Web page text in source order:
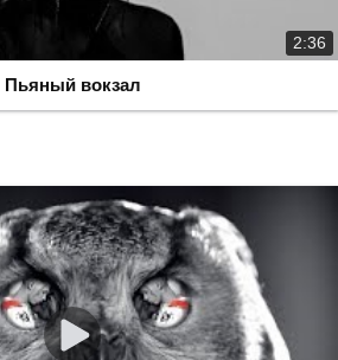
2:36
Пьяный вокзал